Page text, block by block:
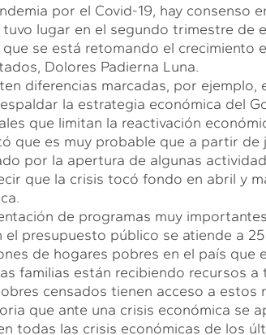
por el Covid-19, hay consenso
lugar en el segundo trimestre de
se está retomando el crecimiento
Dolores Padierna Luna.
diferencias marcadas, por
la estrategia económica del
que limitan la reactivación
que es muy probable que a partir
por la apertura de algunas
que la crisis tocó fondo en abril y
de programas muy
el presupuesto público se atiende a
de hogares pobres en el país que
familias están recibiendo recursos a
censados tienen acceso a estos
que ante una crisis económica se
todas las crisis económicas de los